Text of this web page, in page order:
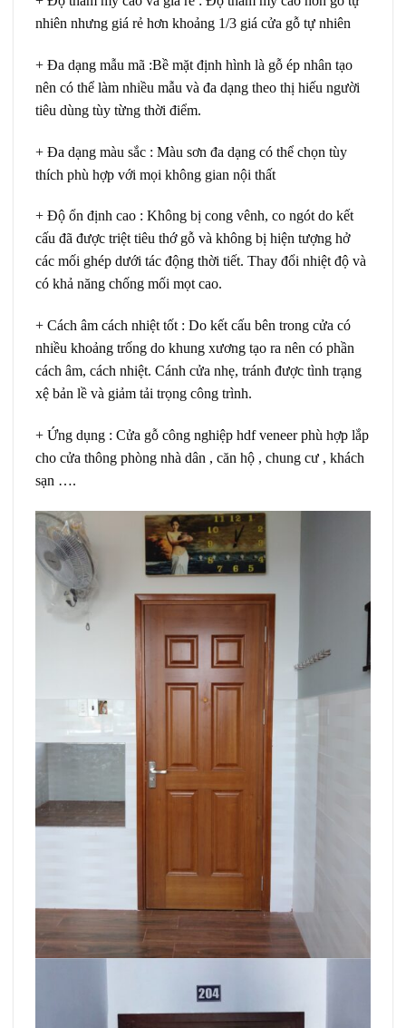
nhiên nhưng giá rẻ hơn khoảng 1/3 giá cửa gỗ tự nhiên
+ Đa dạng mẫu mã :Bề mặt định hình là gỗ ép nhân tạo
nên có thể làm nhiều mẫu và đa dạng theo thị hiếu người
tiêu dùng tùy từng thời điểm.
+ Đa dạng màu sắc : Màu sơn đa dạng có thể chọn tùy
thích phù hợp với mọi không gian nội thất
+ Độ ổn định cao : Không bị cong vênh, co ngót do kết
cấu đã được triệt tiêu thớ gỗ và không bị hiện tượng hở
các mối ghép dưới tác động thời tiết. Thay đổi nhiệt độ và
có khả năng chống mối mọt cao.
+ Cách âm cách nhiệt tốt : Do kết cấu bên trong cửa có
nhiều khoảng trống do khung xương tạo ra nên có phần
cách âm, cách nhiệt. Cánh cửa nhẹ, tránh được tình trạng
xệ bản lề và giảm tải trọng công trình.
+ Ứng dụng : Cửa gỗ công nghiệp hdf veneer phù hợp lắp
cho cửa thông phòng nhà dân , căn hộ , chung cư , khách
sạn ….